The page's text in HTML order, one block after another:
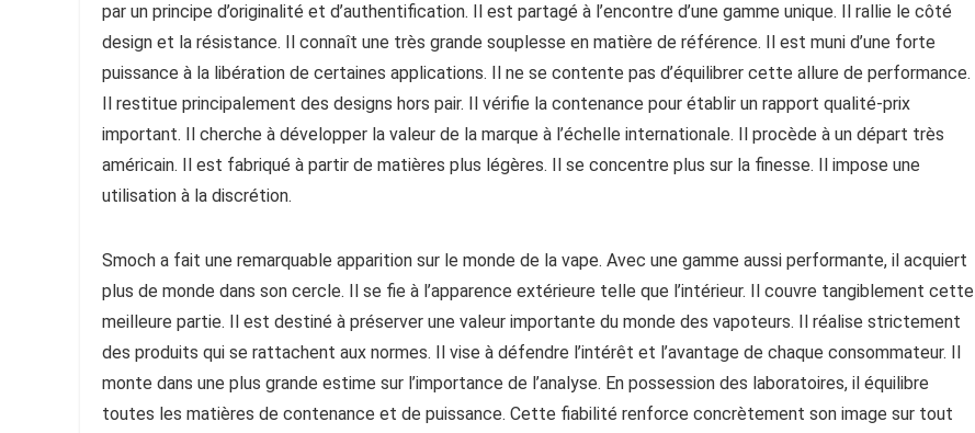
par un principe d’originalité et d’authentification. Il est partagé à l’encontre d’une gamme unique. Il rallie le côté
design et la résistance. Il connaît une très grande souplesse en matière de référence. Il est muni d’une forte
puissance à la libération de certaines applications. Il ne se contente pas d’équilibrer cette allure de performance.
Il restitue principalement des designs hors pair. Il vérifie la contenance pour établir un rapport qualité-prix
important. Il cherche à développer la valeur de la marque à l’échelle internationale. Il procède à un départ très
américain. Il est fabriqué à partir de matières plus légères. Il se concentre plus sur la finesse. Il impose une
utilisation à la discrétion.
Smoch a fait une remarquable apparition sur le monde de la vape. Avec une gamme aussi performante, il acquiert
plus de monde dans son cercle. Il se fie à l’apparence extérieure telle que l’intérieur. Il couvre tangiblement cette
meilleure partie. Il est destiné à préserver une valeur importante du monde des vapoteurs. Il réalise strictement
des produits qui se rattachent aux normes. Il vise à défendre l’intérêt et l’avantage de chaque consommateur. Il
monte dans une plus grande estime sur l’importance de l’analyse. En possession des laboratoires, il équilibre
toutes les matières de contenance et de puissance. Cette fiabilité renforce concrètement son image sur tout